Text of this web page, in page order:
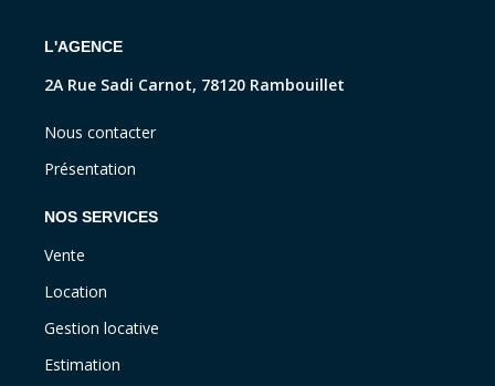
L'AGENCE
2A Rue Sadi Carnot, 78120 Rambouillet
Nous contacter
Présentation
NOS SERVICES
Vente
Location
Gestion locative
Estimation